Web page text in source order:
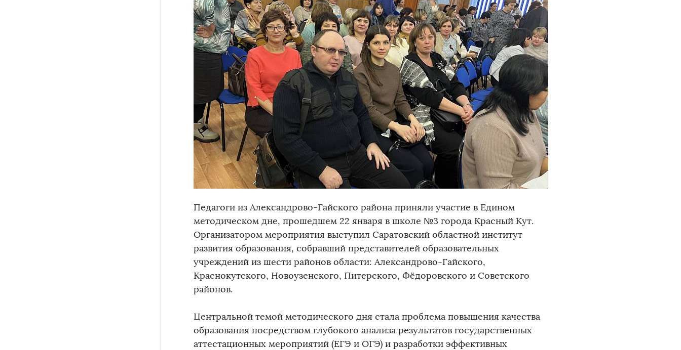
Педагоги из Александрово-Гайского района приняли участие в Едином
методическом дне, прошедшем 22 января в школе №3 города Красный Кут.
Организатором мероприятия выступил Саратовский областной институт
развития образования, собравший представителей образовательных
учреждений из шести районов области: Александрово-Гайского,
Краснокутского, Новоузенского, Питерского, Фёдоровского и Советского
районов.
Центральной темой методического дня стала проблема повышения качества
образования посредством глубокого анализа результатов государственных
аттестационных мероприятий (ЕГЭ и ОГЭ) и разработки эффективных